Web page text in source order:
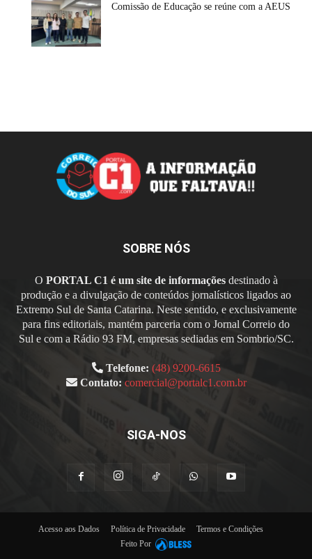
Comissão de Educação se reúne com a AEUS
SOBRE NÓS
O PORTAL C1 é um site de informaçõesdestinado à
produção e a divulgação de conteúdos jornalísticos ligados ao
Extremo Sul de Santa Catarina. Neste sentido, e exclusivamente
para fins editoriais, mantém parceria com o Jornal Correio do
Sul e com a Rádio 93 FM, empresas sediadas em Sombrio/SC.
Telefone: (48) 9200-6615
Contato: comercial@portalc1.com.br
SIGA-NOS
Acesso aos Dados Política de Privacidade
Termos e Condições
Feito Por